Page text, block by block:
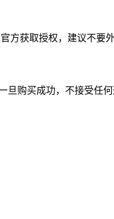
方获取授权，建议不要
购买成功，不接受任何